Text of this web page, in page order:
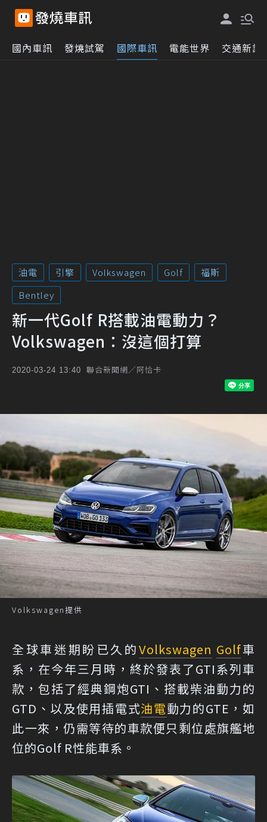
國內車訊 發燒試駕 國際車訊 電能世界 交通新訊
油電 引擎 Volkswagen Golf
福斯
Bentley
新一代Golf R搭載油電動力？
Volkswagen：沒這個打算
2020-03-24 13:40 聯合新聞網／阿恰卡
Volkswagen提供
全球車迷期盼已久的Volkswagen Golf車
系，在今年三月時，終於發表了GTI系列車
款，包括了經典鋼炮GTI、搭載柴油動力的
GTD、以及使用插電式油電動力的GTE，如
此一來，仍需等待的車款便只剩位處旗艦地
位的Golf R性能車系。